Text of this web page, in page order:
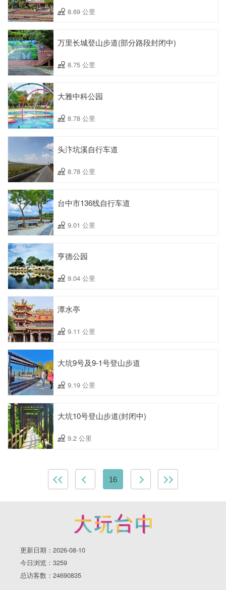
8.69 公里
万里长城登山步道(部分路段封闭中)
8.75 公里
大雅中科公园
8.78 公里
头汴坑溪自行车道
8.78 公里
台中市136线自行车道
9.01 公里
亨德公园
9.04 公里
潭水亭
9.11 公里
大坑9号及9-1号登山步道
9.19 公里
大坑10号登山步道(封闭中)
9.2 公里
16
更新日期：2026-08-10
今日浏览：3259
总访客数：24690835